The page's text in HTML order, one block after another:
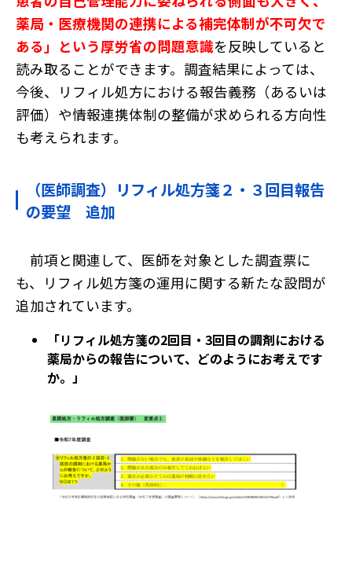
薬局・医療機関の連携による補完体制が不可欠で
ある」という厚労省の問題意識を反映していると
読み取ることができます。調査結果によっては、
今後、リフィル処方における報告義務（あるいは
評価）や情報連携体制の整備が求められる方向性
も考えられます。
（医師調査）リフィル処方箋２・３回目報告
の要望 追加
前項と関連して、医師を対象とした調査票に
も、リフィル処方箋の運用に関する新たな設問が
追加されています。
「リフィル処方箋の2回目・3回目の調剤における
薬局からの報告について、どのようにお考えです
か。」